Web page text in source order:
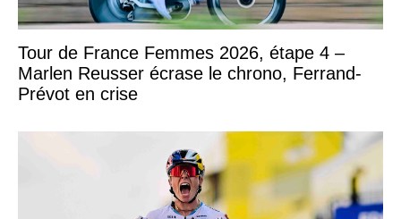
Tour de France Femmes 2026, étape 4 –
Marlen Reusser écrase le chrono, Ferrand-
Prévot en crise